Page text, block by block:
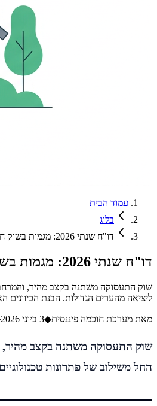
עמוד הבית
בלוג
דו"ח שנתי 2026: מגמות בשוק חללי העבודה המשותפים בישראל
דו"ח שנתי 2026: מגמות בשוק חללי העבודה המשותפים בישראל
שוק התעסוקה משתנה בקצב מהיר,
ליציאה מהערים הגדולות. הבנת
מאת מערכת חוכמה פיננסית◆3 ביוני 2026
שוק התעסוקה משתנה בקצב מהיר,
החל משילוב של פתרונות